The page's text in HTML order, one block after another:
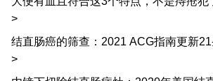
>
结直肠癌的筛查：2021 ACG指南更新
>